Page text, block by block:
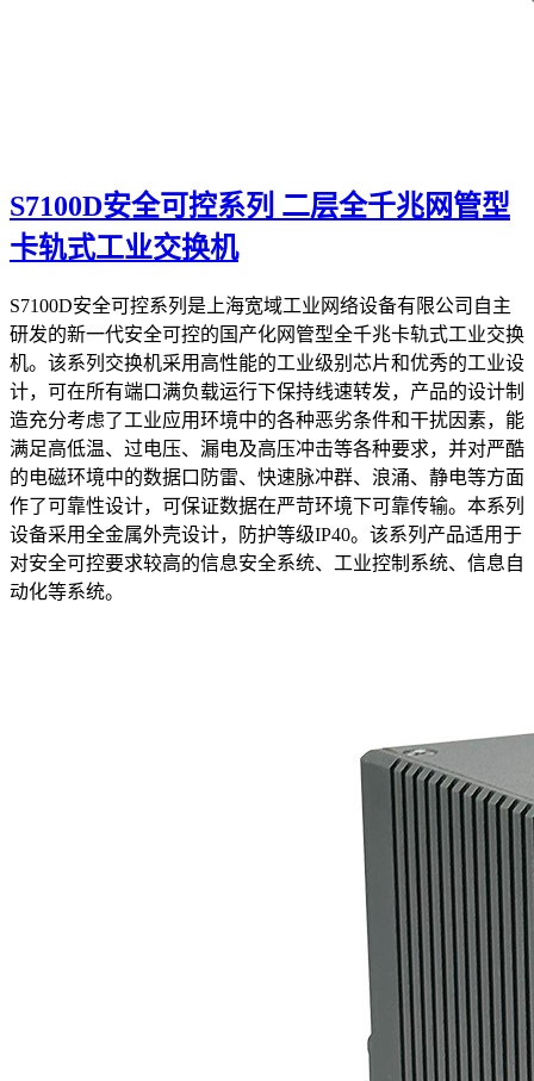
S7100D安全可控系列 二层全千兆网管型
卡轨式工业交换机
S7100D安全可控系列是上海宽域工业网络设备有限公司自主
研发的新一代安全可控的国产化网管型全千兆卡轨式工业交换
机。该系列交换机采用高性能的工业级别芯片和优秀的工业设
计，可在所有端口满负载运行下保持线速转发，产品的设计制
造充分考虑了工业应用环境中的各种恶劣条件和干扰因素，能
满足高低温、过电压、漏电及高压冲击等各种要求，并对严酷
的电磁环境中的数据口防雷、快速脉冲群、浪涌、静电等方面
作了可靠性设计，可保证数据在严苛环境下可靠传输。本系列
设备采用全金属外壳设计，防护等级IP40。该系列产品适用于
对安全可控要求较高的信息安全系统、工业控制系统、信息自
动化等系统。